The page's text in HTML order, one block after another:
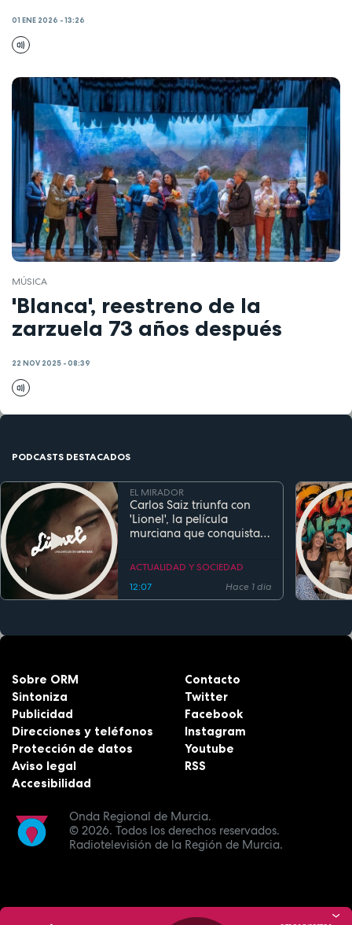
01 ENE 2026 - 13:26
MÚSICA
'Blanca', reestreno de la
zarzuela 73 años después
22 NOV 2025 - 08:39
PODCASTS DESTACADOS
EL MIRADOR
Carlos Saiz triunfa con
'Lionel', la película
murciana que conquista
estreno
ACTUALIDAD Y SOCIEDAD
12:07
Hace 1 día
Onda Regional de Murcia.
© 2026. Todos los derechos reservados.
Radiotelevisión de la Región de Murcia.
Sobre ORM
Sintoniza
Publicidad
Direcciones y teléfonos
Protección de datos
Aviso legal
Accesibilidad
Contacto
Twitter
Facebook
Instagram
Youtube
RSS